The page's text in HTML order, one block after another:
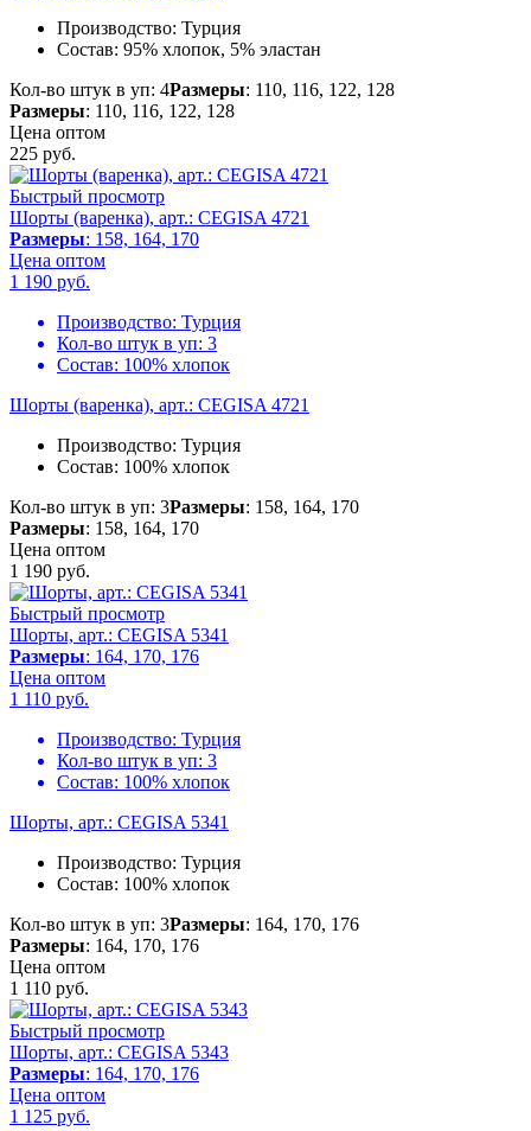
Производство: Турция
Состав: 95% хлопок, 5% эластан
Кол-во штук в уп: 4Размеры: 110, 116, 122, 128
Размеры: 110, 116, 122, 128
Цена оптом
225 руб.
Быстрый просмотр
Шорты (варенка), арт.: CEGISA 4721
Размеры: 158, 164, 170
Цена оптом
1 190 руб.
Производство: Турция
Кол-во штук в уп: 3
Состав: 100% хлопок
Шорты (варенка), арт.: CEGISA 4721
Производство: Турция
Состав: 100% хлопок
Кол-во штук в уп: 3Размеры: 158, 164, 170
Размеры: 158, 164, 170
Цена оптом
1 190 руб.
Быстрый просмотр
Шорты, арт.: CEGISA 5341
Размеры: 164, 170, 176
Цена оптом
1 110 руб.
Производство: Турция
Кол-во штук в уп: 3
Состав: 100% хлопок
Шорты, арт.: CEGISA 5341
Производство: Турция
Состав: 100% хлопок
Кол-во штук в уп: 3Размеры: 164, 170, 176
Размеры: 164, 170, 176
Цена оптом
1 110 руб.
Быстрый просмотр
Шорты, арт.: CEGISA 5343
Размеры: 164, 170, 176
Цена оптом
1 125 руб.